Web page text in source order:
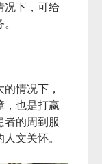
况下，可给
情况下，
，也是打赢
者的周到服
文关怀。